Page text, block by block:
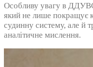
Особливу увагу в
який не лише покращує
судинну систему, але й
аналітичне мислення.